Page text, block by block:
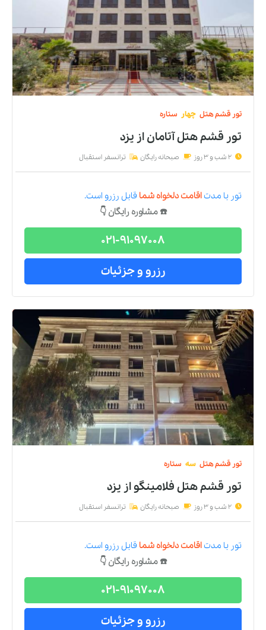
تور قشمهتل چهار ستاره
تور قشم هتل آتاماناز یزد
2 شب و 3 روز صبحانه رایگان ترانسفر استقبال
تور با مدتاقامت دلخواه شما قابل رزرو است.
☎️ مشاوره رایگان 👇
021-91097008
رزرو و جزئیات
تور قشمهتل سه ستاره
تور قشم هتل فلامینگواز یزد
2 شب و 3 روز صبحانه رایگان ترانسفر استقبال
تور با مدتاقامت دلخواه شما قابل رزرو است.
☎️ مشاوره رایگان 👇
021-91097008
رزرو و جزئیات